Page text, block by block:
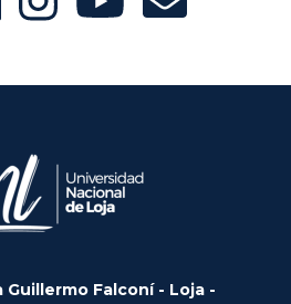
Falconí - Loja -